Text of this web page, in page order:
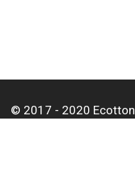
© 2017 - 2020 Ecotton